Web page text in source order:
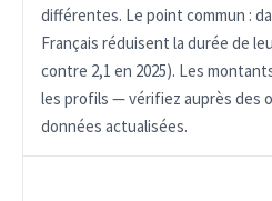
différentes. Le point commun :
Français réduisent la durée de
contre 2,1 en 2025). Les
les profils — vérifiez auprès des
données actualisées.